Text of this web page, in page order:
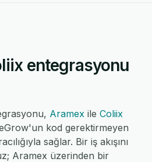
entegrasyonu
Aramex ile Coliix
eGrow'un kod gerektirmeyen
sağlar. Bir iş akışını
Aramex üzerinden bir